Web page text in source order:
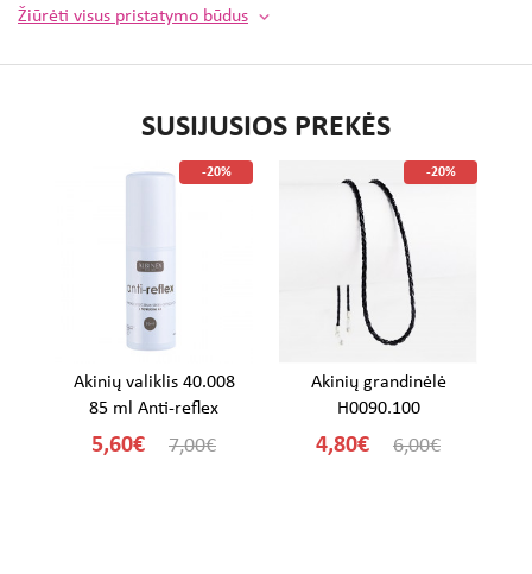
Žiūrėti visus pristatymo būdus
SUSIJUSIOS PREKĖS
-20%
Akinių valiklis 40.008
85 ml Anti-reflex
5,60€ 7,00€
-20%
Akinių grandinėlė
H0090.100
4,80€ 6,00€